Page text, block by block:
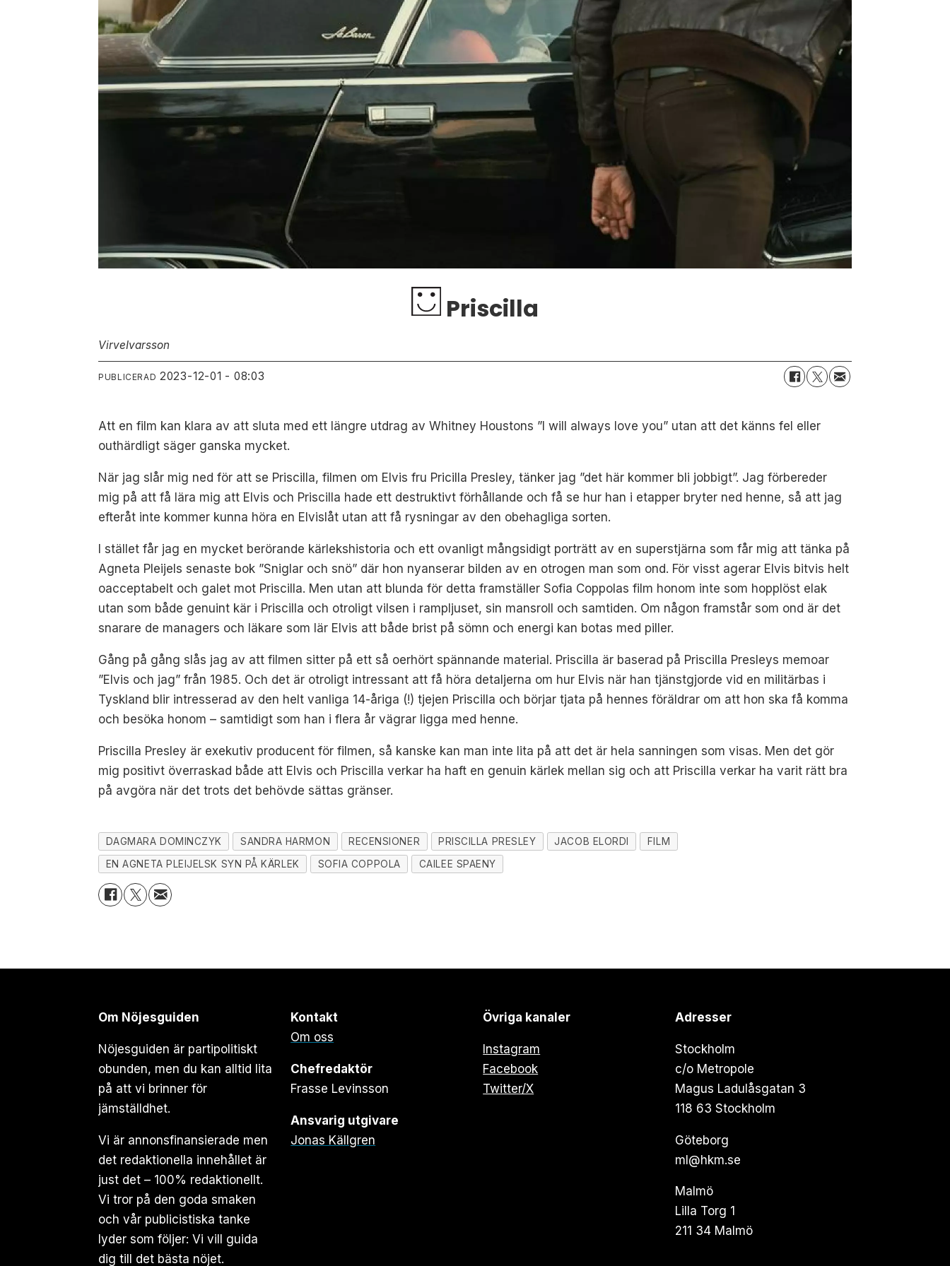
Priscilla
VirveIvarsson
PUBLICERAD 2023-12-01 - 08:03
Att en film kan klara av att sluta med ett längre utdrag av Whitney Houstons ”I will always love you” utan att det känns fel eller
outhärdligt säger ganska mycket.
När jag slår mig ned för att se Priscilla, filmen om Elvis fru Pricilla Presley, tänker jag ”det här kommer bli jobbigt”. Jag förbereder
mig på att få lära mig att Elvis och Priscilla hade ett destruktivt förhållande och få se hur han i etapper bryter ned henne, så att jag
efteråt inte kommer kunna höra en Elvislåt utan att få rysningar av den obehagliga sorten.
I stället får jag en mycket berörande kärlekshistoria och ett ovanligt mångsidigt porträtt av en superstjärna som får mig att tänka på
Agneta Pleijels senaste bok ”Sniglar och snö” där hon nyanserar bilden av en otrogen man som ond. För visst agerar Elvis bitvis helt
oacceptabelt och galet mot Priscilla. Men utan att blunda för detta framställer Sofia Coppolas film honom inte som hopplöst elak
utan som både genuint kär i Priscilla och otroligt vilsen i rampljuset, sin mansroll och samtiden. Om någon framstår som ond är det
snarare de managers och läkare som lär Elvis att både brist på sömn och energi kan botas med piller.
Gång på gång slås jag av att filmen sitter på ett så oerhört spännande material. Priscilla är baserad på Priscilla Presleys memoar
”Elvis och jag” från 1985. Och det är otroligt intressant att få höra detaljerna om hur Elvis när han tjänstgjorde vid en militärbas i
Tyskland blir intresserad av den helt vanliga 14-åriga (!) tjejen Priscilla och börjar tjata på hennes föräldrar om att hon ska få komma
och besöka honom – samtidigt som han i flera år vägrar ligga med henne.
Priscilla Presley är exekutiv producent för filmen, så kanske kan man inte lita på att det är hela sanningen som visas. Men det gör
mig positivt överraskad både att Elvis och Priscilla verkar ha haft en genuin kärlek mellan sig och att Priscilla verkar ha varit rätt bra
på avgöra när det trots det behövde sättas gränser.
DAGMARA DOMINCZYK SANDRA HARMON RECENSIONER PRISCILLA PRESLEY JACOB ELORDI
FILM
EN AGNETA PLEIJELSK SYN PÅ KÄRLEK
SOFIA COPPOLA CAILEE SPAENY
Om Nöjesguiden
Nöjesguiden är partipolitiskt
obunden, men du kan alltid lita
på att vi brinner för
jämställdhet.
Vi är annonsfinansierade men
det redaktionella innehållet är
just det – 100% redaktionellt.
Vi tror på den goda smaken
och vår publicistiska tanke
lyder som följer: Vi vill guida
dig till det bästa nöjet.
Kontakt
Om oss
Chefredaktör
Frasse Levinsson
Ansvarig utgivare
Jonas Källgren
Övriga kanaler
Instagram
Facebook
Twitter/X
Adresser
Stockholm
c/o Metropole
Magus Ladulåsgatan 3
118 63 Stockholm
Göteborg
ml@hkm.se
Malmö
Lilla Torg 1
211 34 Malmö